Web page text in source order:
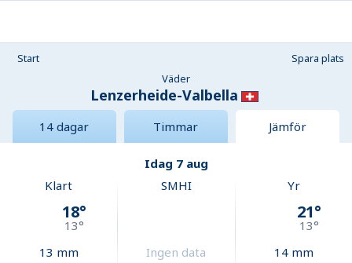
Start
Spara plats
Väder
Lenzerheide-Valbella
14 dagar Timmar Jämför
Idag 7 aug
Klart
18°
13°
13 mm
SMHI
Ingen data
Yr
21°
13°
14mm